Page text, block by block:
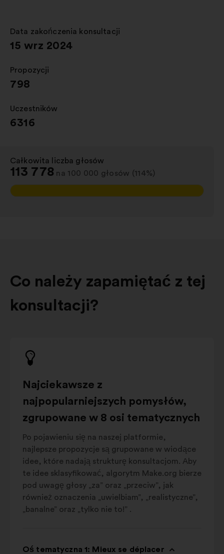
zakładce
Data zakończenia konsultacji
:
15 wrz 2024
Propozycji
:
798
Uczestników
:
6316
Całkowita liczba głosów
:
113 778 na 100 000 głosów (114%)
Co należy zapamiętać z tej
konsultacji?
Najciekawsze z
najpopularniejszych pomysłów,
zgrupowane w 8 osi tematycznych
Po pojawieniu się na naszej platformie,
najlepsze propozycje są grupowane w wiodące
idee, które nadają strukturę konsultacjom. Aby
te idee sklasyfikować, algorytm Make.org bierze
pod uwagę głosy „za” oraz „przeciw”, jak
również oznaczenia „uwielbiam”, „realistyczne”,
„banalne” oraz „tylko nie to!” .
Oś tematyczna 1: Mieux se déplacer